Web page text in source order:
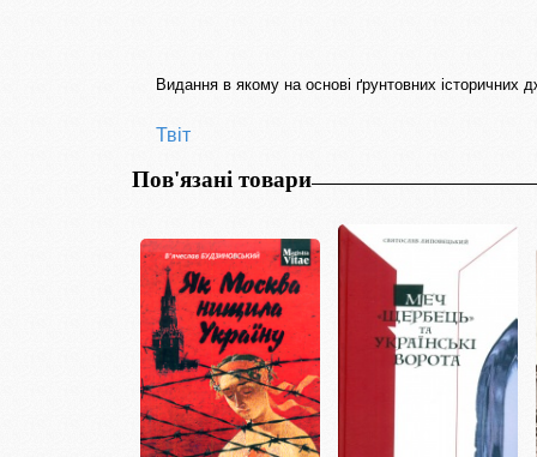
Видання в якому на основі ґрунтовних історичних
Твіт
Пов'язані товари